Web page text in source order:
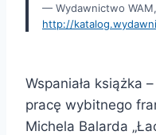
Wydawnictwo WAM,
http://
Wspaniała książka
pracę wybitnego
Michela Balarda